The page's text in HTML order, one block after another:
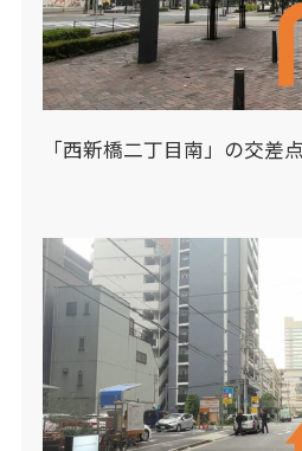
「西新橋二丁目南」の交差